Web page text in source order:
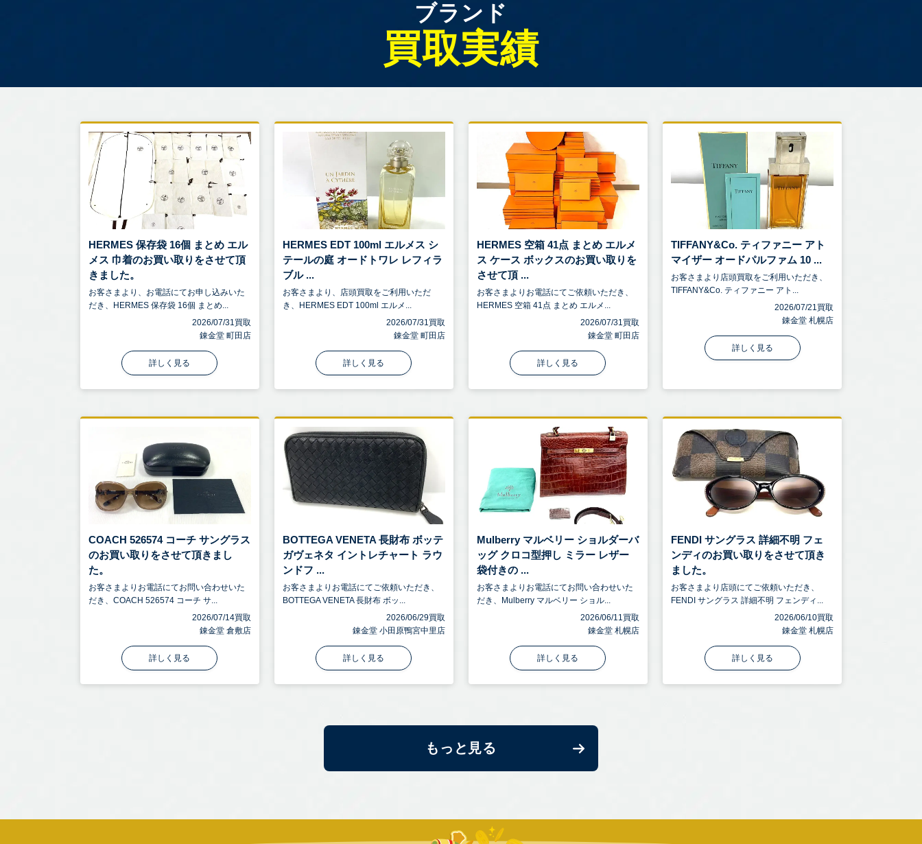
ブランド
買取実績
HERMES 保存袋 16個 まとめ エル
メス 巾着のお買い取りをさせて頂
きました。
お客さまより、お電話にてお申し込みいた
だき、HERMES 保存袋 16個 まとめ...
2026/07/31買取
錬金堂 町田店
詳しく見る
HERMES EDT 100ml エルメス シ
テールの庭 オードトワレ レフィラ
ブル ...
お客さまより、店頭買取をご利用いただ
き、HERMES EDT 100ml エルメ...
2026/07/31買取
錬金堂 町田店
詳しく見る
HERMES 空箱 41点 まとめ エルメ
ス ケース ボックスのお買い取りを
させて頂 ...
お客さまよりお電話にてご依頼いただき、
HERMES 空箱 41点 まとめ エルメ...
2026/07/31買取
錬金堂 町田店
詳しく見る
TIFFANY&Co. ティファニー アト
マイザー オードパルファム 10 ...
お客さまより店頭買取をご利用いただき、
TIFFANY&Co. ティファニー アト...
2026/07/21買取
錬金堂 札幌店
詳しく見る
COACH 526574 コーチ サングラス
のお買い取りをさせて頂きまし
た。
お客さまよりお電話にてお問い合わせいた
だき、COACH 526574 コーチ サ...
2026/07/14買取
錬金堂 倉敷店
詳しく見る
BOTTEGA VENETA 長財布 ボッテ
ガヴェネタ イントレチャート ラウ
ンドフ ...
お客さまよりお電話にてご依頼いただき、
BOTTEGA VENETA 長財布 ボッ...
2026/06/29買取
錬金堂 小田原鴨宮中里店
詳しく見る
Mulberry マルベリー ショルダーバ
ッグ クロコ型押し ミラー レザー
袋付きの ...
お客さまよりお電話にてお問い合わせいた
だき、Mulberry マルベリー ショル...
2026/06/11買取
錬金堂 札幌店
詳しく見る
FENDI サングラス 詳細不明 フェ
ンディのお買い取りをさせて頂き
ました。
お客さまより店頭にてご依頼いただき、
FENDI サングラス 詳細不明 フェンディ...
2026/06/10買取
錬金堂 札幌店
詳しく見る
もっと見る